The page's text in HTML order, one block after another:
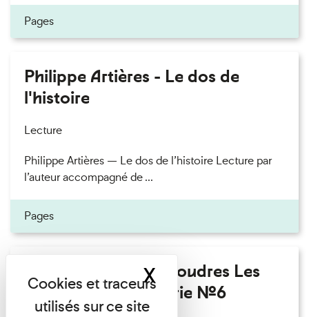
Pages
Philippe Artières - Le dos de
l'histoire
Lecture
Philippe Artières — Le dos de l’histoire Lecture par
l’auteur accompagné de ...
Pages
Fanny Taillandier - Foudres Les
Invités de l’Imprimerie n°6
XMasquer le